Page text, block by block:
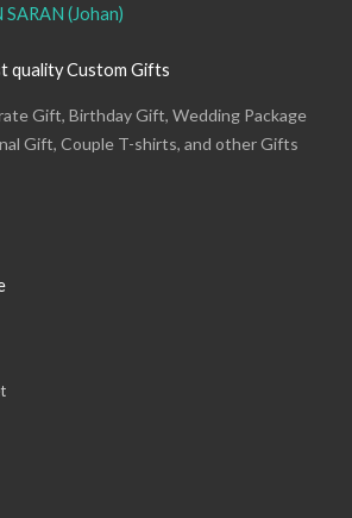
(Johan)
quality Custom Gifts
Gift, Birthday Gift, Wedding Package
Gift, Couple T-shirts, and other Gifts